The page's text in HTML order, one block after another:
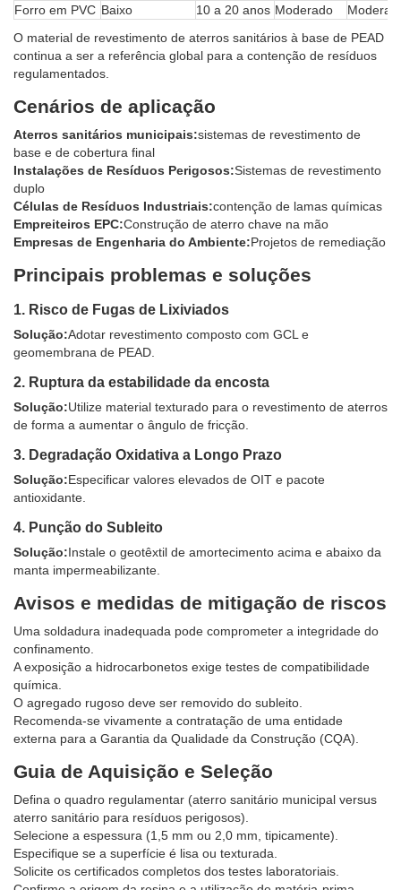
Forro em PVC Baixo 10 a 20 anos Moderado
O material de revestimento de aterros sanitários à base de PEAD
continua a ser a referência global para a contenção de resíduos
regulamentados.
Cenários de aplicação
Aterros sanitários municipais:sistemas de revestimento de
base e de cobertura final
Instalações de Resíduos Perigosos:Sistemas de revestimento
duplo
Células de Resíduos Industriais:contenção de lamas químicas
Empreiteiros EPC:Construção de aterro chave na mão
Empresas de Engenharia do Ambiente:Projetos de remediação
Principais problemas e soluções
1. Risco de Fugas de Lixiviados
Solução:Adotar revestimento composto com GCL e
geomembrana de PEAD.
2. Ruptura da estabilidade da encosta
Solução:Utilize material texturado para o revestimento de aterros
de forma a aumentar o ângulo de fricção.
3. Degradação Oxidativa a Longo Prazo
Solução:Especificar valores elevados de OIT e pacote
antioxidante.
4. Punção do Subleito
Solução:Instale o geotêxtil de amortecimento acima e abaixo da
manta impermeabilizante.
Avisos e medidas de mitigação de riscos
Uma soldadura inadequada pode comprometer a integridade do
confinamento.
A exposição a hidrocarbonetos exige testes de compatibilidade
química.
O agregado rugoso deve ser removido do subleito.
Recomenda-se vivamente a contratação de uma entidade
externa para a Garantia da Qualidade da Construção (CQA).
Guia de Aquisição e Seleção
Defina o quadro regulamentar (aterro sanitário municipal versus
aterro sanitário para resíduos perigosos).
Selecione a espessura (1,5 mm ou 2,0 mm, tipicamente).
Especifique se a superfície é lisa ou texturada.
Solicite os certificados completos dos testes laboratoriais.